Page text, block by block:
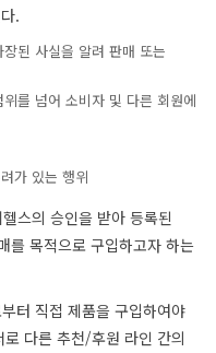
.
된 사실을 알려 판매 또는
를 넘어 소비자 및 다른 회원에
가 있는 행위
스의 승인을 받아 등록된
를 목적으로 구입하고자 하는
터 직접 제품을 구입하여야
다른 추천/후원 라인 간의